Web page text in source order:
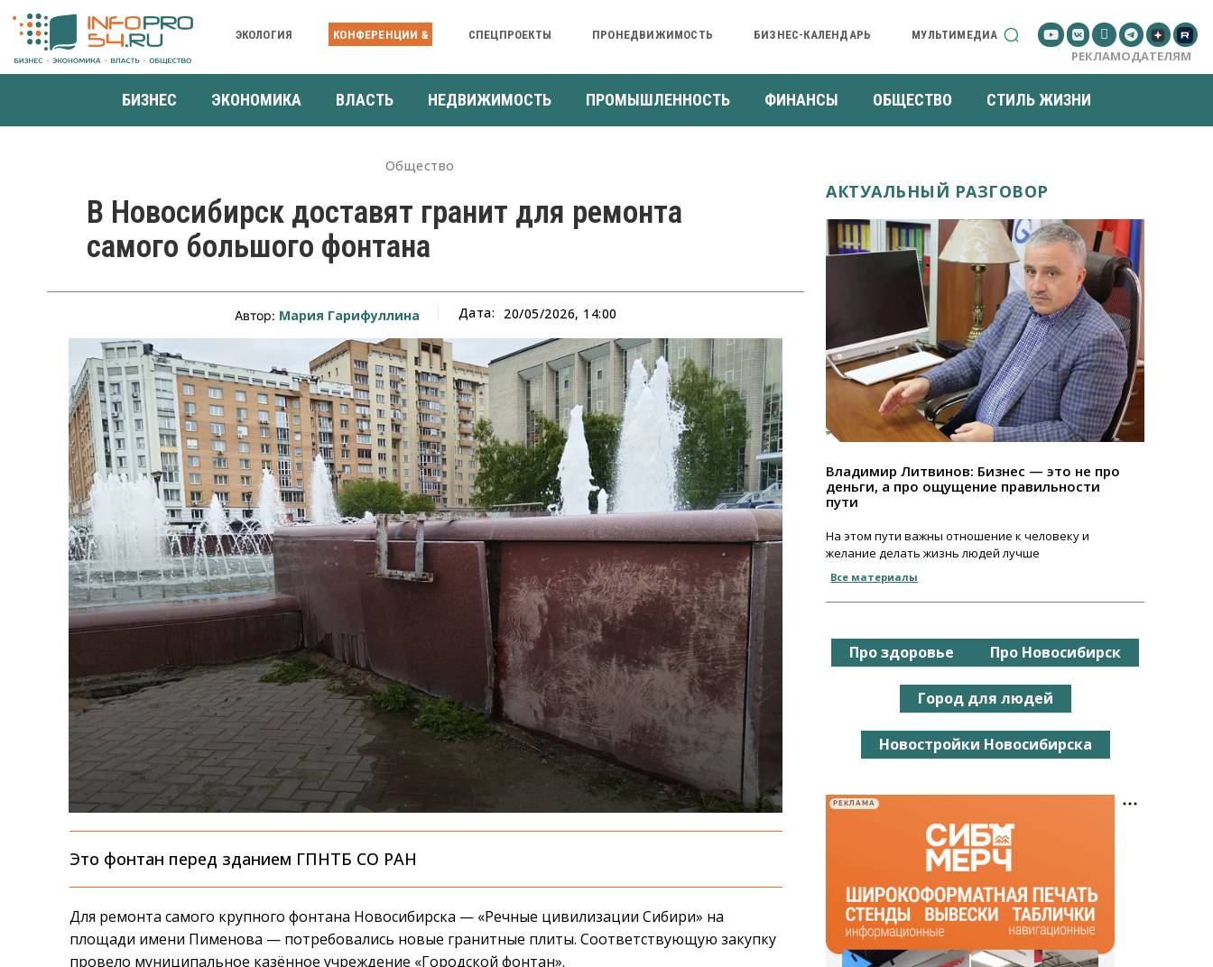
ЭКОЛОГИЯ КОНФЕРЕНЦИИ & СПЕЦПРОЕКТЫ ПРОНЕДВИЖИМОСТЬ БИЗНЕС-КАЛЕНДАРЬ МУЛЬТИМЕДИА
РЕКЛАМОДАТЕЛЯМ
БИЗНЕС ЭКОНОМИКА ВЛАСТЬ НЕДВИЖИМОСТЬ ПРОМЫШЛЕННОСТЬ ФИНАНСЫ ОБЩЕСТВО СТИЛЬ ЖИЗНИ
Общество
В Новосибирск доставят гранит для ремонта
самого большого фонтана
Автор: Мария Гарифуллина Дата: 20/05/2026, 14:00
Это фонтан перед зданием ГПНТБ СО РАН
Для ремонта самого крупного фонтана Новосибирска — «Речные цивилизации Сибири» на
площади имени Пименова — потребовались новые гранитные плиты. Соответствующую закупку
провело муниципальное казённое учреждение «Городской фонтан».
АКТУАЛЬНЫЙ РАЗГОВОР
Владимир Литвинов: Бизнес — это не про
деньги, а про ощущение правильности
пути
На этом пути важны отношение к человеку и
желание делать жизнь людей лучше
Все материалы
Про здоровье Про Новосибирск
Город для людей
Новостройки Новосибирска
РЕКЛАМА